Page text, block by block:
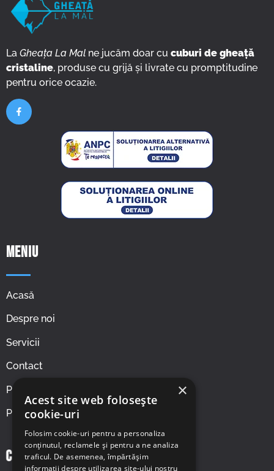
La Gheața La Mal ne jucăm doar cu cuburi de gheață
cristaline, produse cu grijă și livrate cu promptitudine
pentru orice ocazie.
Meniu
Acasă
Despre noi
Servicii
Contact
Politica cookie
Politica de confidentialitate
Contact
×
Acest site web folosește
cookie-uri
Folosim cookie-uri pentru a personaliza
conținutul, reclamele și pentru a ne analiza
traficul. De asemenea, împărtășim
informații despre utilizarea site-ului nostru